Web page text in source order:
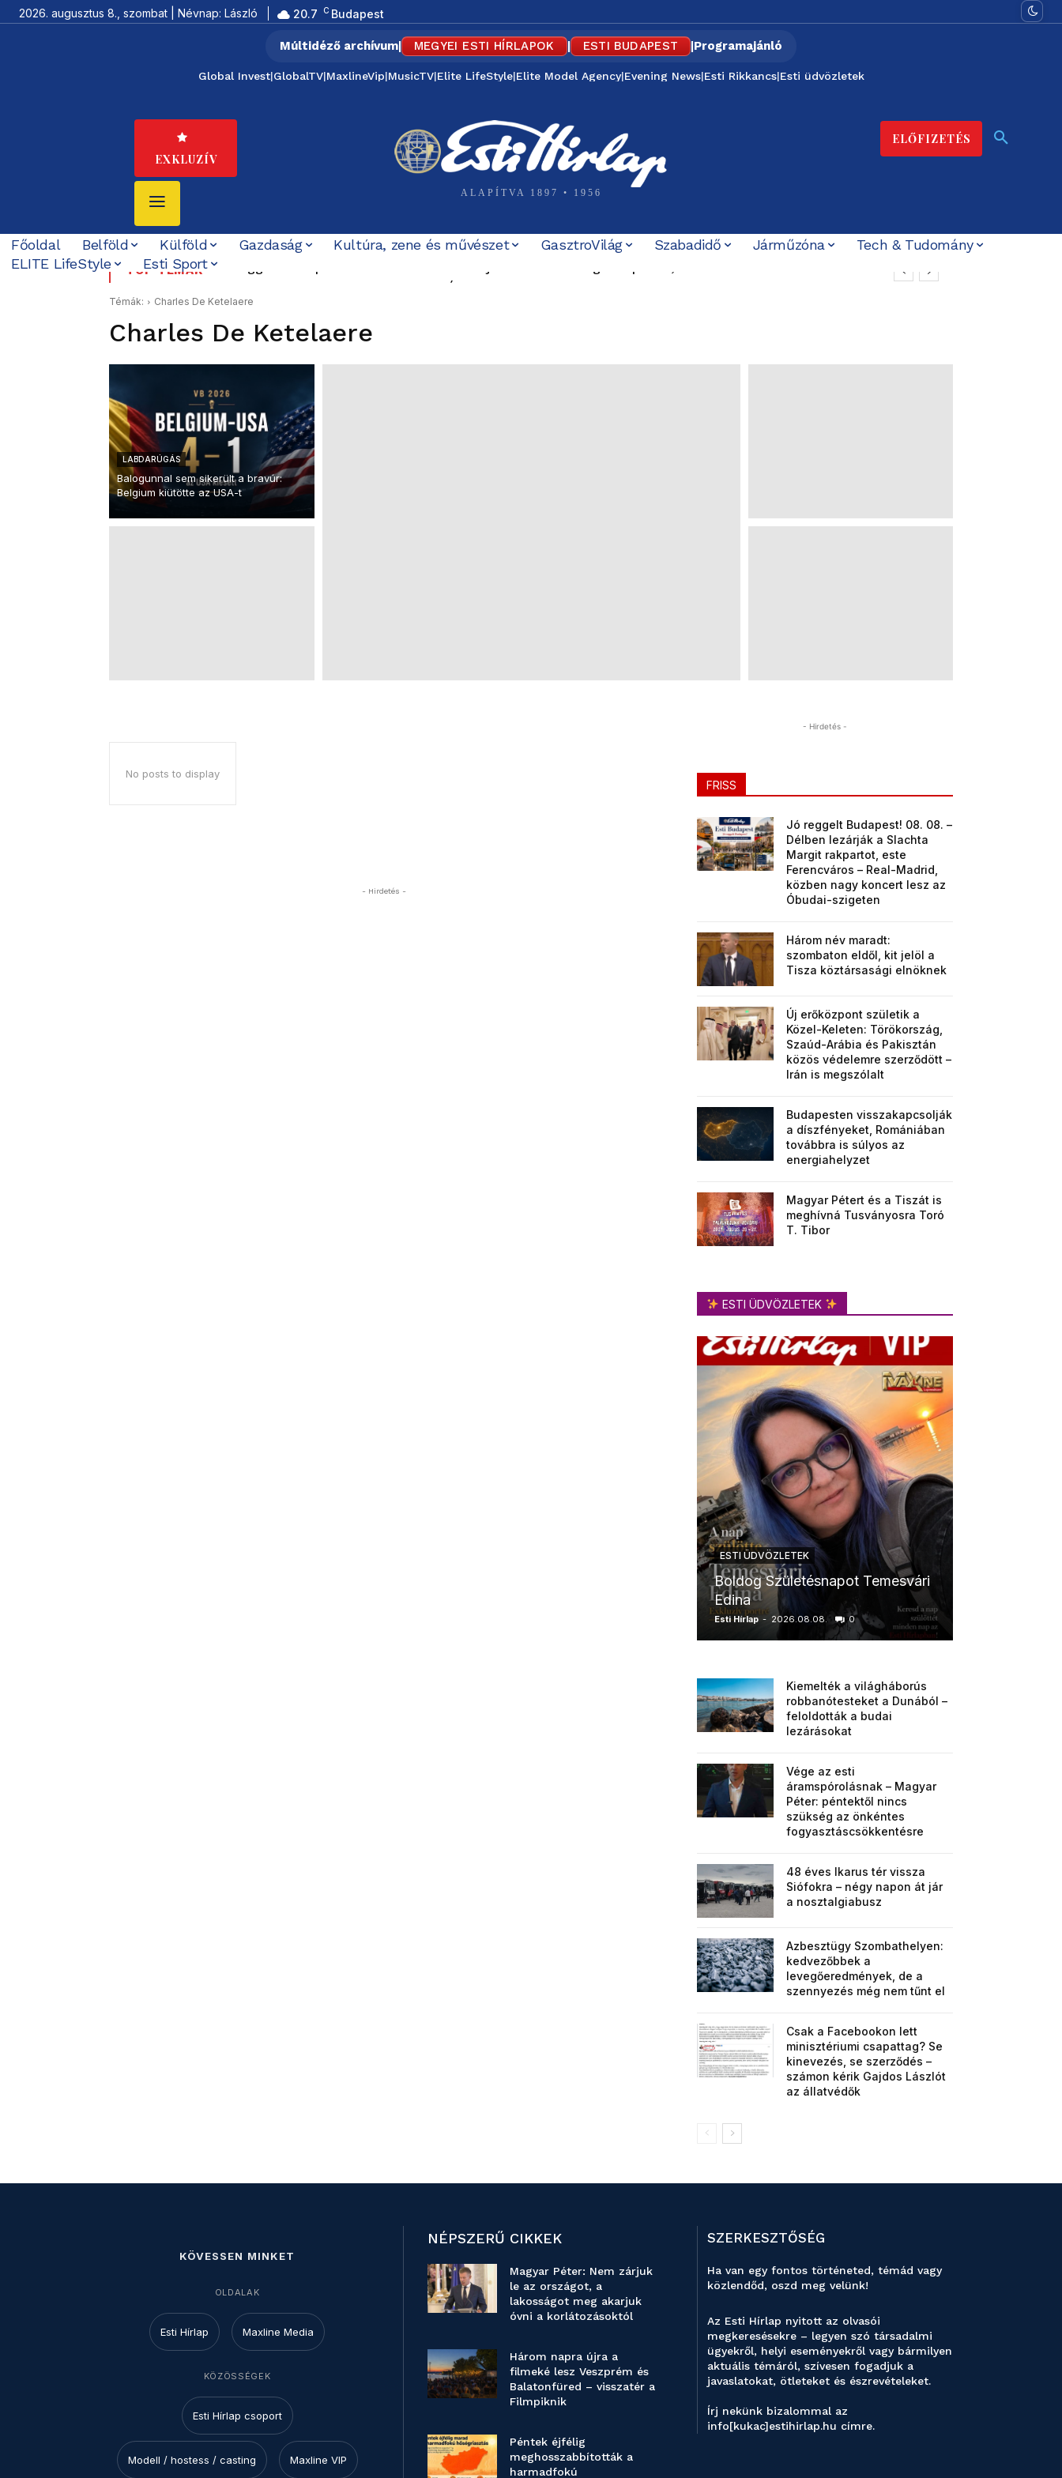
2026. augusztus 8., szombat | Névnap: László 20.7 C Budapest
Múltidéző archívum| MEGYEI ESTI HÍRLAPOK | ESTI BUDAPEST |Programajánló
Global Invest|GlobalTV|MaxlineVip|MusicTV|Elite LifeStyle|Elite Model Agency|Evening News|Esti Rikkancs|Esti üdvözletek
EXKLUZÍV
ALAPÍTVA 1897 • 1956
ELŐFIZETÉS
Főoldal Belföld Külföld Gazdaság Kultúra, zene és művészet GasztroVilág Szabadidő Járműzóna
Tech & Tudomány
ELITE LifeStyle
Esti Sport
TOP TÉMÁKJó reggelt Budapest! 08. 08. – Délben lezárják a Slachta Margit rakpartot, este Ferencváros – Real-
Madrid, közben nagy koncert lesz az Óbudai-szigeten
Témák: Charles De Ketelaere
Charles De Ketelaere
LABDARÚGÁS
Balogunnal sem sikerült a bravúr:
Belgium kiütötte az USA-t
No posts to display
- Hirdetés -
- Hirdetés -
FRISS
Jó reggelt Budapest! 08. 08. –
Délben lezárják a Slachta
Margit rakpartot, este
Ferencváros – Real-Madrid,
közben nagy koncert lesz az
Óbudai-szigeten
Három név maradt:
szombaton eldől, kit jelöl a
Tisza köztársasági elnöknek
Új erőközpont születik a
Közel-Keleten: Törökország,
Szaúd-Arábia és Pakisztán
közös védelemre szerződött –
Irán is megszólalt
Budapesten visszakapcsolják
a díszfényeket, Romániában
továbbra is súlyos az
energiahelyzet
Magyar Pétert és a Tiszát is
meghívná Tusványosra Toró
T. Tibor
ESTI ÜDVÖZLETEK
ESTI ÜDVÖZLETEK
Boldog Születésnapot Temesvári
Edina
Esti Hírlap - 2026.08.08. 0
Kiemelték a világháborús
robbanótesteket a Dunából –
feloldották a budai
lezárásokat
Vége az esti
áramspórolásnak – Magyar
Péter: péntektől nincs
szükség az önkéntes
fogyasztáscsökkentésre
48 éves Ikarus tér vissza
Siófokra – négy napon át jár
a nosztalgiabusz
Azbesztügy Szombathelyen:
kedvezőbbek a
levegőeredmények, de a
szennyezés még nem tűnt el
Csak a Facebookon lett
minisztériumi csapattag? Se
kinevezés, se szerződés –
számon kérik Gajdos Lászlót
az állatvédők
KÖVESSEN MINKET
OLDALAK
Esti Hírlap Maxline Media
KÖZÖSSÉGEK
Esti Hírlap csoport
Modell / hostess / casting Maxline VIP
NÉPSZERŰ CIKKEK
Magyar Péter: Nem zárjuk
le az országot, a
lakosságot meg akarjuk
óvni a korlátozásoktól
Három napra újra a
filmeké lesz Veszprém és
Balatonfüred – visszatér a
Filmpiknik
Péntek éjfélig
meghosszabbították a
harmadfokú
SZERKESZTŐSÉG
Ha van egy fontos történeted, témád vagy
közlendőd, oszd meg velünk!
Az Esti Hírlap nyitott az olvasói
megkeresésekre – legyen szó társadalmi
ügyekről, helyi eseményekről vagy bármilyen
aktuális témáról, szívesen fogadjuk a
javaslatokat, ötleteket és észrevételeket.
Írj nekünk bizalommal az
info[kukac]estihirlap.hu címre.